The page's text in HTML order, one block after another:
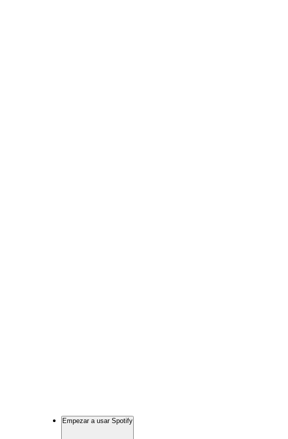
Empezar a usar Spotify